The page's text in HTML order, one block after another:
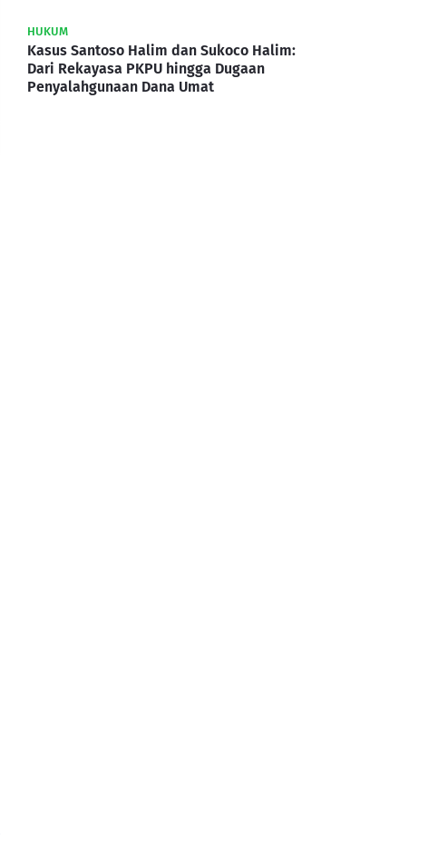
HUKUM
Kasus Santoso Halim dan Sukoco Halim:
Dari Rekayasa PKPU hingga Dugaan
Penyalahgunaan Dana Umat